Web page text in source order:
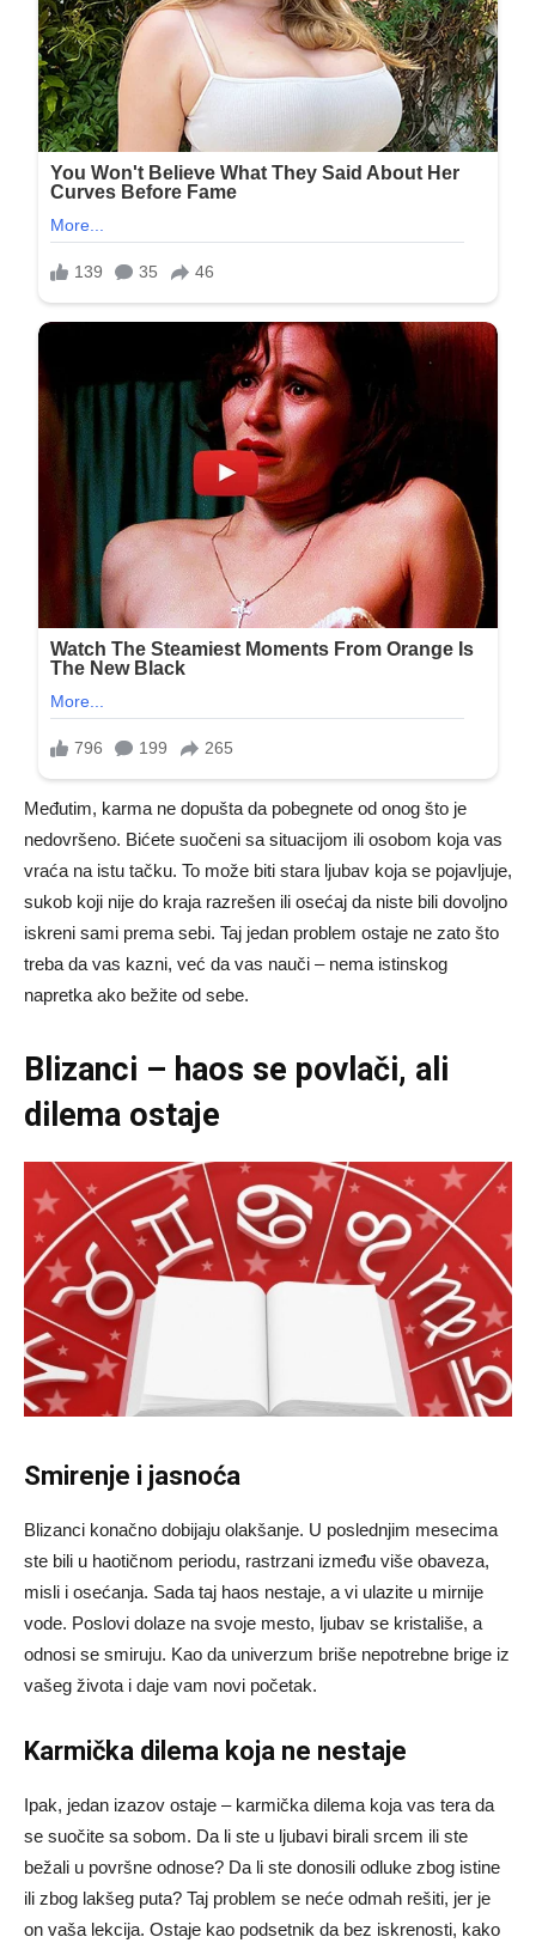
Međutim, karma ne dopušta da pobegnete od onog što je
nedovršeno. Bićete suočeni sa situacijom ili osobom koja vas
vraća na istu tačku. To može biti stara ljubav koja se pojavljuje,
sukob koji nije do kraja razrešen ili osećaj da niste bili dovoljno
iskreni sami prema sebi. Taj jedan problem ostaje ne zato što
treba da vas kazni, već da vas nauči – nema istinskog
napretka ako bežite od sebe.
Blizanci – haos se povlači, ali
dilema ostaje
Smirenje i jasnoća
Blizanci konačno dobijaju olakšanje. U poslednjim mesecima
ste bili u haotičnom periodu, rastrzani između više obaveza,
misli i osećanja. Sada taj haos nestaje, a vi ulazite u mirnije
vode. Poslovi dolaze na svoje mesto, ljubav se kristališe, a
odnosi se smiruju. Kao da univerzum briše nepotrebne brige iz
vašeg života i daje vam novi početak.
Karmička dilema koja ne nestaje
Ipak, jedan izazov ostaje – karmička dilema koja vas tera da
se suočite sa sobom. Da li ste u ljubavi birali srcem ili ste
bežali u površne odnose? Da li ste donosili odluke zbog istine
ili zbog lakšeg puta? Taj problem se neće odmah rešiti, jer je
on vaša lekcija. Ostaje kao podsetnik da bez iskrenosti, kako